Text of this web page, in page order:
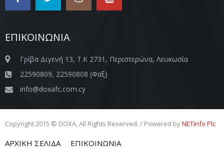
ΕΠΙΚΟΙΝΩΝΙΑ
Γρίβα Διγενή 13, Τ.Κ 2731, Περιστερώνα, Λευκωσία
22590809, 22590808 (Φαξ)
info@doxafc.com.cy
Copyright 2015 © DOXA, All Rights Reserved. / Powered byNETinfo Plc
ΑΡΧΙΚΗ ΣΕΛΙΔΑ ΕΠΙΚΟΙΝΩΝΙΑ